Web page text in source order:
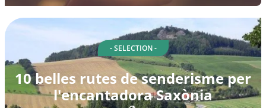
- SELECTION -
10 belles rutes de senderisme per
l'encantadora Saxònia